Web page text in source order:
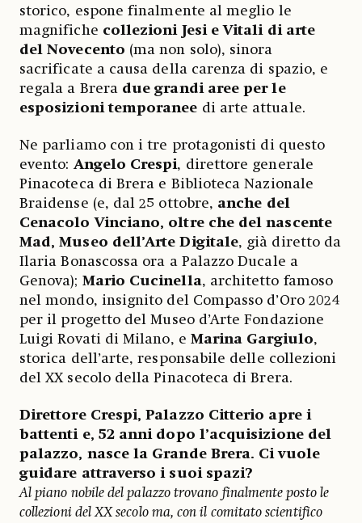
storico, espone finalmente al meglio le
magnifiche collezioni Jesi e Vitali di arte
del Novecento (ma non solo), sinora
sacrificate a causa della carenza di spazio, e
regala a Brera due grandi aree per le
esposizioni temporanee di arte attuale.
Ne parliamo con i tre protagonisti di questo
evento: Angelo Crespi, direttore generale
Pinacoteca di Brera e Biblioteca Nazionale
Braidense (e, dal 25 ottobre, anche del
Cenacolo Vinciano, oltre che del nascente
Mad, Museo dell’Arte Digitale, già diretto da
Ilaria Bonascossa ora a Palazzo Ducale a
Genova); Mario Cucinella, architetto famoso
nel mondo, insignito del Compasso d’Oro 2024
per il progetto del Museo d’Arte Fondazione
Luigi Rovati di Milano, e Marina Gargiulo,
storica dell’arte, responsabile delle collezioni
del XX secolo della Pinacoteca di Brera.
Direttore Crespi, Palazzo Citterio apre i
battenti e, 52 anni dopo l’acquisizione del
palazzo, nasce la Grande Brera. Ci vuole
guidare attraverso i suoi spazi?
Al piano nobile del palazzo trovano finalmente posto le
collezioni del XX secolo ma, con il comitato scientifico